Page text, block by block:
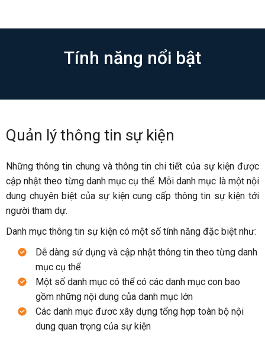
Tính năng nổi bật
Quản lý thông tin sự kiện
Những thông tin chung và thông tin chi tiết của sự kiện được
cập nhật theo từng danh mục cụ thể. Mỗi danh mục là một nội
dung chuyên biệt của sự kiện cung cấp thông tin sự kiện tới
người tham dự.
Danh mục thông tin sự kiện có một số tính năng đặc biệt như:
Dễ dàng sử dụng và cập nhật thông tin theo từng danh
mục cụ thể
Một số danh mục có thể có các danh mục con bao
gồm những nội dung của danh mục lớn
Các danh mục đươc xây dựng tổng hợp toàn bộ nội
dung quan trọng của sự kiện